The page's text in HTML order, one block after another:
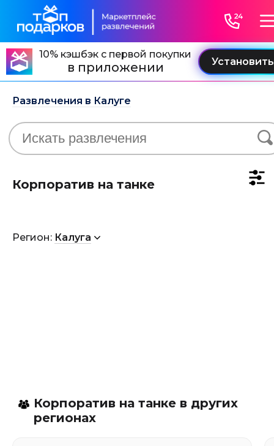
10% кэшбэк с первой покупки
в приложении
Развлечения в Калуге
Корпоратив на танке
Регион: Калуга
Корпоратив на танке в других
регионах